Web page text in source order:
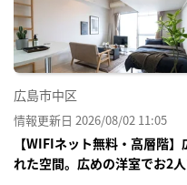
広島市中区
情報更新日 2026/08/02 11:05
【WIFIネット無料・高層階
れた空間。広めの洋室でお2